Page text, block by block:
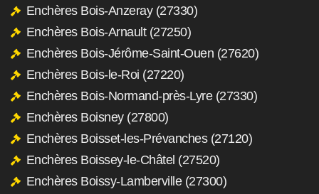
Enchères Bois-Anzeray (27330)
Enchères Bois-Arnault (27250)
Enchères Bois-Jérôme-Saint-Ouen (27620)
Enchères Bois-le-Roi (27220)
Enchères Bois-Normand-près-Lyre (27330)
Enchères Boisney (27800)
Enchères Boisset-les-Prévanches (27120)
Enchères Boissey-le-Châtel (27520)
Enchères Boissy-Lamberville (27300)